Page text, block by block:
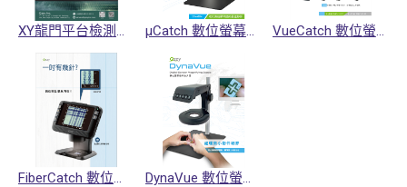
XY龍門平台檢測設備 μCatch 數位螢幕顯微鏡 VueCatch 數位螢幕顯微鏡
FiberCatch 數位看布機 DynaVue 數位螢幕倍率放大鏡